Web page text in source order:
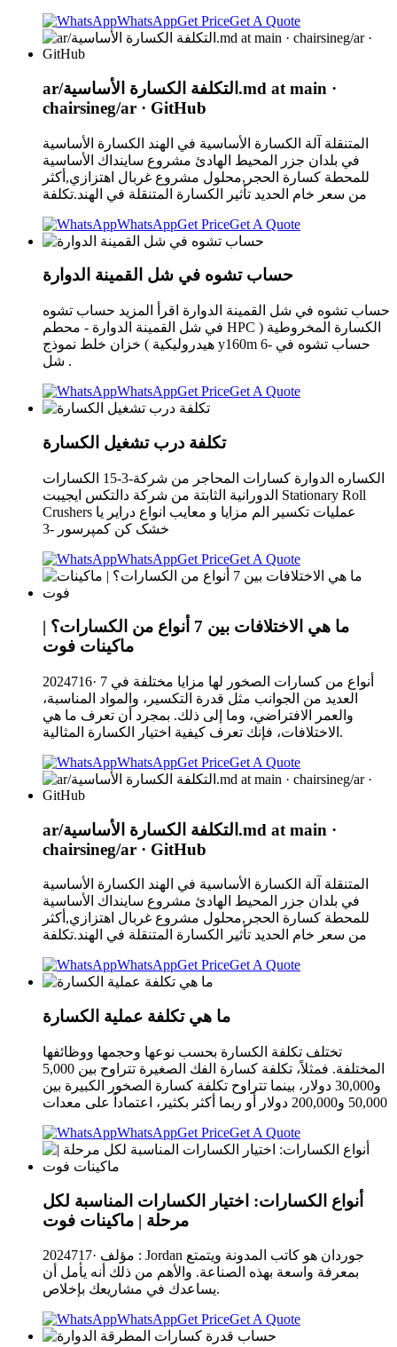
WhatsAppGet PriceGet A Quote
ar/التكلفة الكسارة الأساسية.md at main ·
chairsineg/ar · GitHub
المتنقلة آلة الكسارة الأساسية في الهند الكسارة الأساسية
في بلدان جزر المحيط الهادئ مشروع ساينداك الأساسية
للمحطة كسارة الحجر,محلول مشروع غربال اهتزازي,أكثر
من سعر خام الحديد تأثير الكسارة المتنقلة في الهند.تكلفة
WhatsAppGet PriceGet A Quote
حساب تشوه في شل القمينة الدوارة
حساب تشوه في شل القمينة الدوارة اقرأ المزيد حساب تشوه
في شل القمينة الدوارة - محطم HPC الكسارة المخروطية (
هيدروليكية ) خزان خلط نموذج y160m 6- حساب تشوه في
شل .
WhatsAppGet PriceGet A Quote
تكلفة درب تشغيل الكسارة
الكساره الدوارة كسارات المحاجر من شركة-3-15 الكسارات
الدورانية الثابتة من شركة دالتكس ايجيبت Stationary Roll
Crushers عمليات تكسير الم مزایا و معایب انواع درایر یا
خشک کن کمپرسور -3
WhatsAppGet PriceGet A Quote
ما هي الاختلافات بين 7 أنواع من الكسارات؟ |
ماكينات فوت
2024716· 7 أنواع من كسارات الصخور لها مزايا مختلفة في
العديد من الجوانب مثل قدرة التكسير، والمواد المناسبة،
والعمر الافتراضي، وما إلى ذلك. بمجرد أن تعرف ما هي
الاختلافات، فإنك تعرف كيفية اختيار الكسارة المثالية.
WhatsAppGet PriceGet A Quote
ar/التكلفة الكسارة الأساسية.md at main ·
chairsineg/ar · GitHub
المتنقلة آلة الكسارة الأساسية في الهند الكسارة الأساسية
في بلدان جزر المحيط الهادئ مشروع ساينداك الأساسية
للمحطة كسارة الحجر,محلول مشروع غربال اهتزازي,أكثر
من سعر خام الحديد تأثير الكسارة المتنقلة في الهند.تكلفة
WhatsAppGet PriceGet A Quote
ما هي تكلفة عملية الكسارة
تختلف تكلفة الكسارة بحسب نوعها وحجمها ووظائفها
المختلفة. فمثلاً، تكلفة كسارة الفك الصغيرة تتراوح بين 5,000
و30,000 دولار، بينما تتراوح تكلفة كسارة الصخور الكبيرة بين
50,000 و200,000 دولار أو ربما أكثر بكثير، اعتماداً على معدات
WhatsAppGet PriceGet A Quote
أنواع الكسارات: اختيار الكسارات المناسبة لكل
مرحلة | ماكينات فوت
2024717· مؤلف : Jordan جوردان هو كاتب المدونة ويتمتع
بمعرفة واسعة بهذه الصناعة. والأهم من ذلك أنه يأمل أن
يساعدك في مشاريعك بإخلاص.
WhatsAppGet PriceGet A Quote